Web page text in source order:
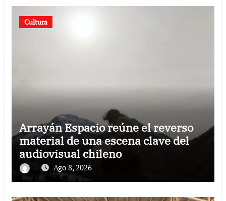
Cultura
Arrayán Espacio reúne el reverso
material de una escena clave del
audiovisual chileno
Ago 8, 2026